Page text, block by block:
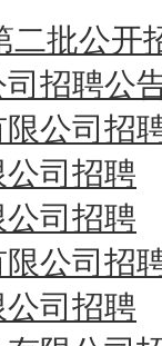
二批公开
招聘公
公司招
司招聘
司招聘
公司招
司招聘